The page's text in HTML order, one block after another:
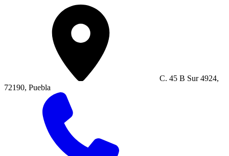
C. 45 B Sur 4924,
72190, Puebla